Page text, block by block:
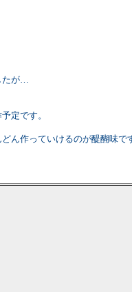
たが…
定です。
ん作っていけるのが醍醐味で